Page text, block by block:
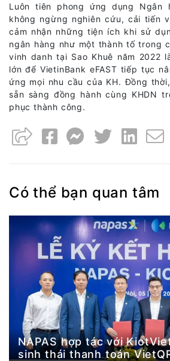
Luôn tiên phong ứng dụng Ngân
không ngừng nghiên cứu, cải tiến
cảm nhận những tiện ích khi sử
ngân hàng như một thành tố trong
vinh danh tại Sao Khuê năm 2022
lớn để VietinBank eFAST tiếp tục
ứng mọi nhu cầu của KH. Đồng
sẵn sàng đồng hành cùng KHDN
phục thành công.
Có thể bạn quan tâm
NAPAS hợp tác với
sinh thái thanh toán